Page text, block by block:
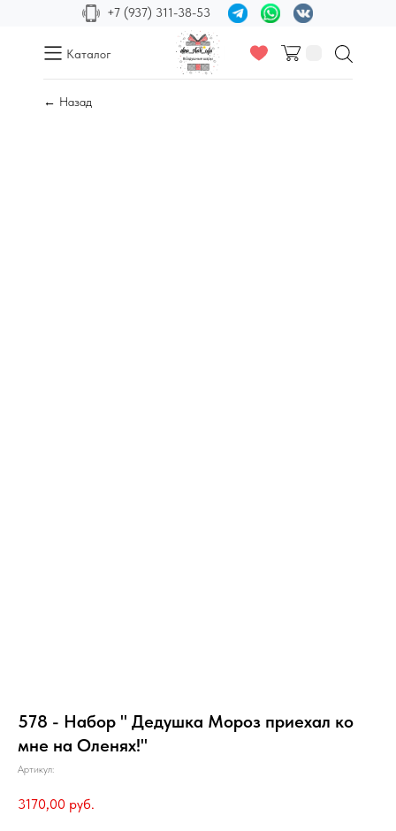
+7 (937) 311-38-53
Каталог
← Назад
578 - Набор " Дедушка Мороз приехал ко
мне на Оленях!"
Артикул:
3170,00 руб.